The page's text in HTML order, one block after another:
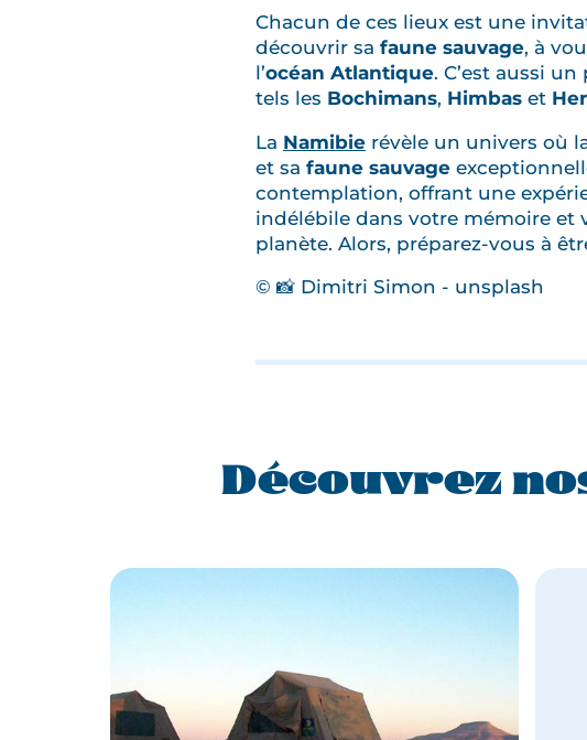
Chacun de ces lieux est une
découvrir sa faune sauvage, à
l’océan Atlantique. C’est aussi
tels les Bochimans, Himbas et
La Namibie révèle un univers où
et sa faune sauvage
contemplation, offrant une
indélébile dans votre mémoire et
planète. Alors, préparez-vous à
© 📸 Dimitri Simon - unsplash
Découvrez